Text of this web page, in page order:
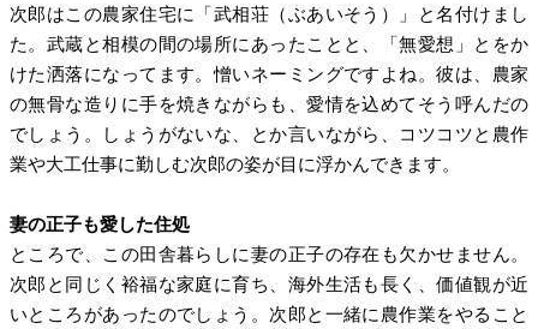
次郎はこの農家住宅に「武相荘（ぶあいそう）」と名付けまし
た。武蔵と相模の間の場所にあったことと、「無愛想」とをか
けた洒落になってます。憎いネーミングですよね。彼は、農家
の無骨な造りに手を焼きながらも、愛情を込めてそう呼んだの
でしょう。しょうがないな、とか言いながら、コツコツと農作
業や大工仕事に勤しむ次郎の姿が目に浮かんできます。
妻の正子も愛した住処
ところで、この田舎暮らしに妻の正子の存在も欠かせません。
次郎と同じく裕福な家庭に育ち、海外生活も長く、価値観が近
いところがあったのでしょう。次郎と一緒に農作業をやること